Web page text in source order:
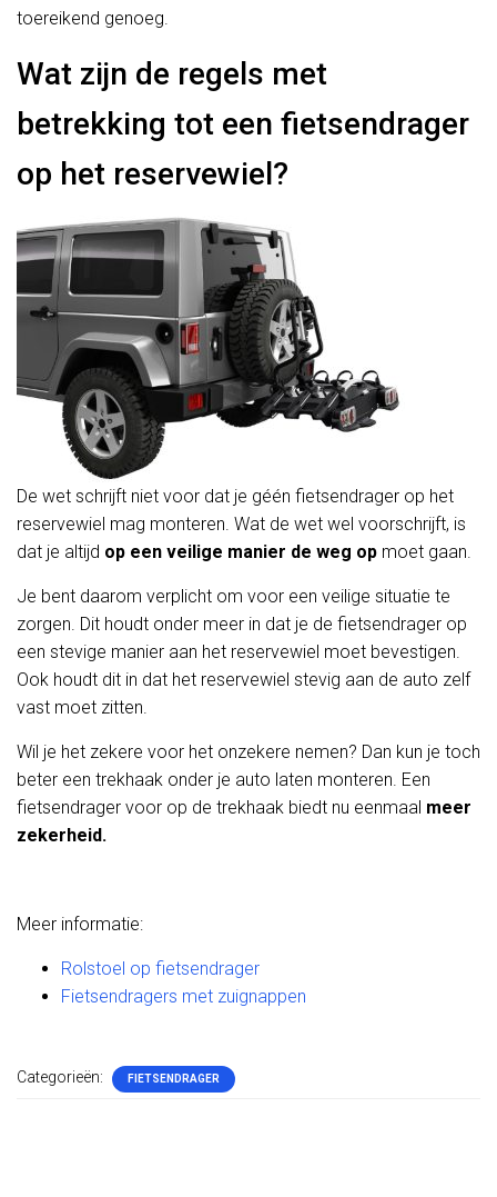
toereikend genoeg.
Wat zijn de regels met
betrekking tot een fietsendrager
op het reservewiel?
De wet schrijft niet voor dat je géén fietsendrager op het
reservewiel mag monteren. Wat de wet wel voorschrijft, is
dat je altijd op een veilige manier de weg op moet gaan.
Je bent daarom verplicht om voor een veilige situatie te
zorgen. Dit houdt onder meer in dat je de fietsendrager op
een stevige manier aan het reservewiel moet bevestigen.
Ook houdt dit in dat het reservewiel stevig aan de auto zelf
vast moet zitten.
Wil je het zekere voor het onzekere nemen? Dan kun je toch
beter een trekhaak onder je auto laten monteren. Een
fietsendrager voor op de trekhaak biedt nu eenmaal meer
zekerheid.
Meer informatie:
Rolstoel op fietsendrager
Fietsendragers met zuignappen
Categorieën: FIETSENDRAGER